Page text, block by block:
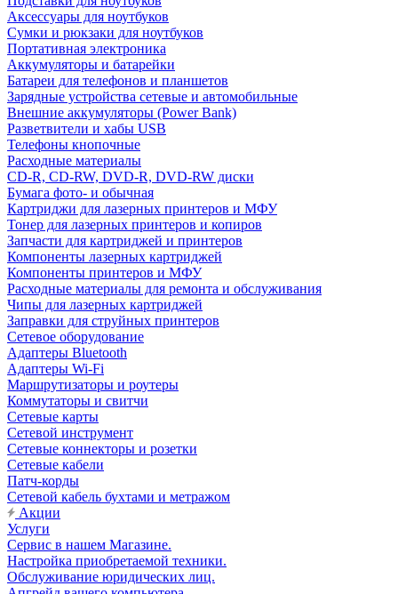
Аксессуары для ноутбуков
Сумки и рюкзаки для ноутбуков
Портативная электроника
Аккумуляторы и батарейки
Батареи для телефонов и планшетов
Зарядные устройства сетевые и автомобильные
Внешние аккумуляторы (Power Bank)
Разветвители и хабы USB
Телефоны кнопочные
Расходные материалы
CD-R, CD-RW, DVD-R, DVD-RW диски
Бумага фото- и обычная
Картриджи для лазерных принтеров и МФУ
Тонер для лазерных принтеров и копиров
Запчасти для картриджей и принтеров
Компоненты лазерных картриджей
Компоненты принтеров и МФУ
Расходные материалы для ремонта и обслуживания
Чипы для лазерных картриджей
Заправки для струйных принтеров
Сетевое оборудование
Адаптеры Bluetooth
Адаптеры Wi-Fi
Маршрутизаторы и роутеры
Коммутаторы и свитчи
Сетевые карты
Сетевой инструмент
Сетевые коннекторы и розетки
Сетевые кабели
Патч-корды
Сетевой кабель бухтами и метражом
Акции
Услуги
Сервис в нашем Магазине.
Настройка приобретаемой техники.
Обслуживание юридических лиц.